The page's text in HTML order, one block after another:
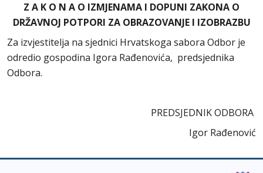
Z A K O N A O IZMJENAMA I DOPUNI ZAKONA O
DRŽAVNOJ POTPORI ZA OBRAZOVANJE I IZOBRAZBU
Za izvjestitelja na sjednici Hrvatskoga sabora Odbor je
odredio gospodina Igora Rađenovića, predsjednika
Odbora.
PREDSJEDNIK ODBORA
Igor Rađenović